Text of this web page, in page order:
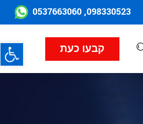
098330523, 0537663060
קבעו כעת